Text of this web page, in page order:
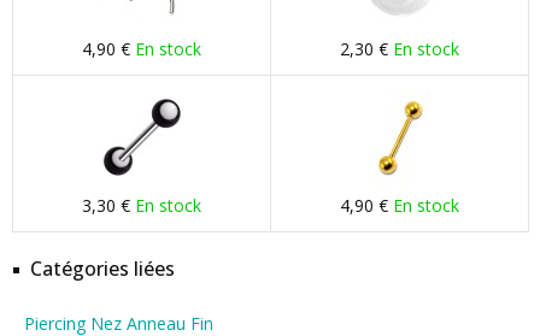
4,90 € En stock 2,30 € En stock
3,30 € En stock 4,90 € En stock
Catégories liées
Piercing Nez Anneau Fin